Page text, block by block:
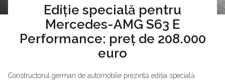
Ediție specială pentru
Mercedes-AMG S63 E
Performance: preț de 208.000
euro
Constructorul german de automobile prezintă ediția specială